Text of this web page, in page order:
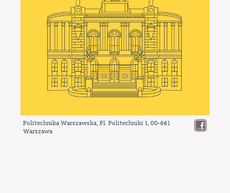
Politechnika Warszawska, Pl. Politechniki 1, 00-661
Warszawa